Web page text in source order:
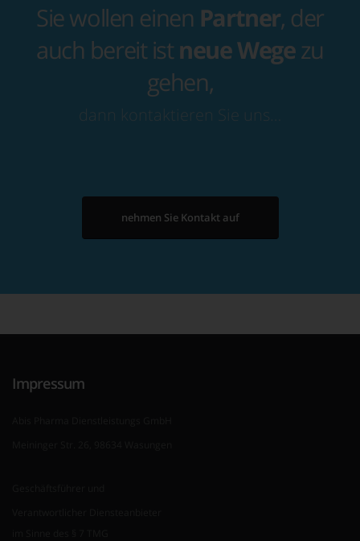
Sie wollen einen Partner, der
auch bereit ist neue Wegezu
gehen,
dann kontaktieren Sie uns…
nehmen Sie Kontakt auf
Impressum